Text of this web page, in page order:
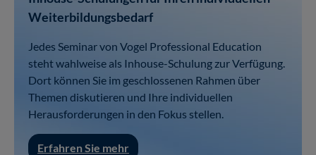
Weiterbildungsbedarf
Jedes Seminar von Vogel Professional Education
steht wahlweise als Inhouse-Schulung zur Verfügung.
Dort können Sie im geschlossenen Rahmen über
Themen diskutieren und Ihre individuellen
Herausforderungen in den Fokus stellen.
Erfahren Sie mehr